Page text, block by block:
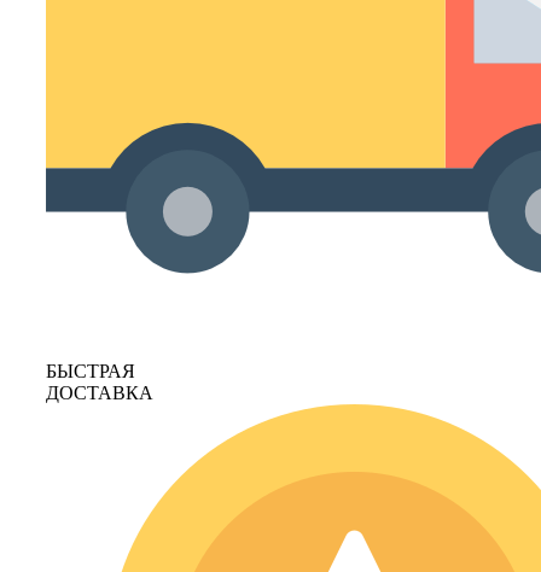
БЫСТРАЯ
ДОСТАВКА